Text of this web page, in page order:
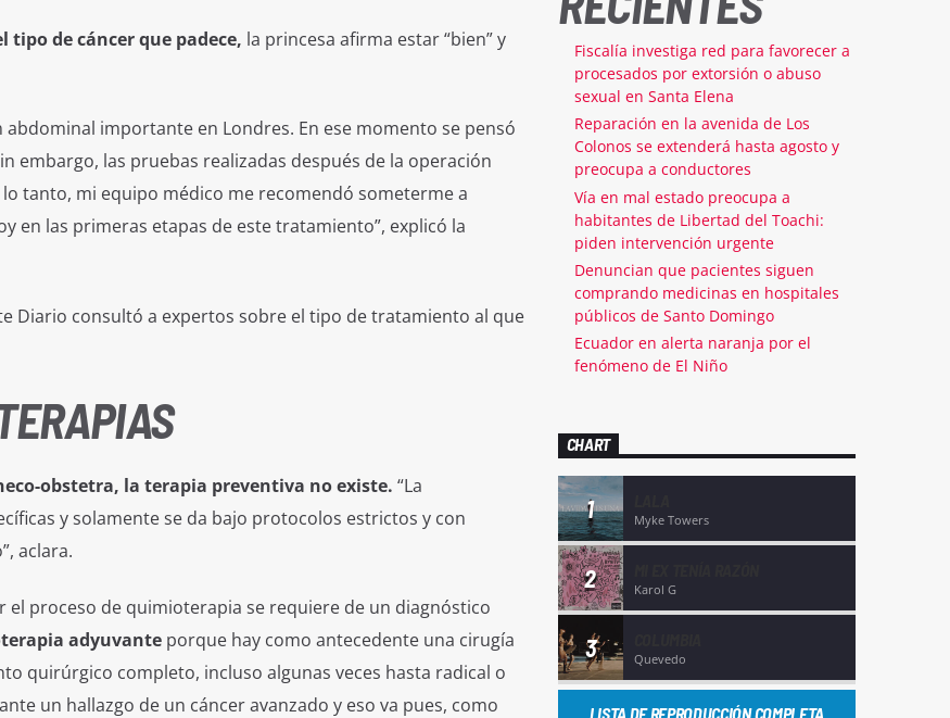
tipo de cáncer que padece, la princesa afirma estar “bien” y
importante en Londres. En ese momento se pensó
embargo, las pruebas realizadas después de la operación
tanto, mi equipo médico me recomendó someterme a
en las primeras etapas de este tratamiento”, explicó la
Diario consultó a expertos sobre el tipo de tratamiento al que
obstetra, la terapia preventiva no existe. “La
y solamente se da bajo protocolos estrictos y con
aclara.
el proceso de quimioterapia se requiere de un diagnóstico
adyuvanteporque hay como antecedente una cirugía
quirúrgico completo, incluso algunas veces hasta radical o
un hallazgo de un cáncer avanzado y eso va pues, como
Fiscalía investiga red para favorecer a
procesados por extorsión o abuso
sexual en Santa Elena
Reparación en la avenida de Los
Colonos se extenderá hasta agosto y
preocupa a conductores
Vía en mal estado preocupa a
habitantes de Libertad del Toachi:
piden intervención urgente
Denuncian que pacientes siguen
comprando medicinas en hospitales
públicos de Santo Domingo
Ecuador en alerta naranja por el
fenómeno de El Niño
CHART
1 Myke Towers
2 Karol G
3 Quevedo
LISTA DE REPRODUCCIÓN COMPLETA